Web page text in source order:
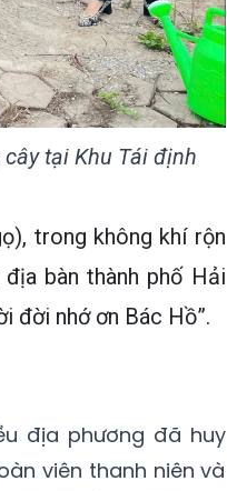
tại Khu Tái định
trong không khí rộn
bàn thành phố Hải
đời nhớ ơn Bác Hồ”.
địa phương đã huy
viên thanh niên và